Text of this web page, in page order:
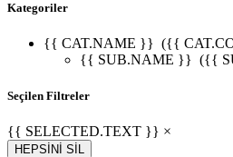
Kategoriler
{{ CAT.NAME }} ({{
{{ SUB.NAME }} ({{
Seçilen Filtreler
{{ SELECTED.TEXT }} ×
HEPSİNİ SİL